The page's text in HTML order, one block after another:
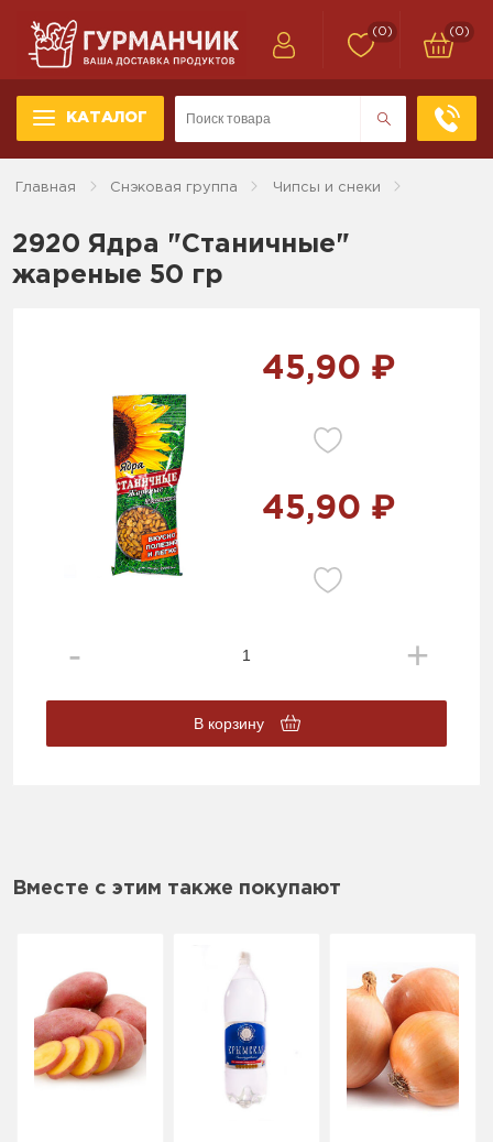
КАТАЛОГ
(0) (0)
Главная Снэковая группа Чипсы и снеки
2920 Ядра "Станичные"
жареные 50 гр
45,90 ₽
45,90 ₽
В корзину
Вместе с этим также покупают